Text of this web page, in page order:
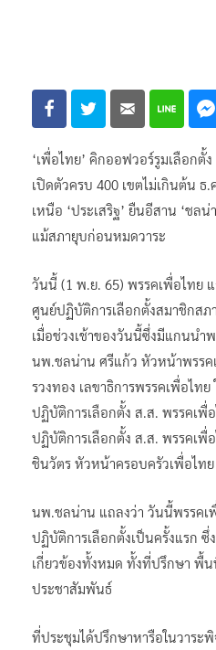
‘เพื่อไทย’ คิกออฟวอร์รูมเลือกตั้
เปิดตัวครบ 400 เขตไม่เกินต้น ธ
เหนือ ‘ประเสริฐ’ ยืนอีสาน ‘ชล
แม้สภายุบก่อนหมดวาระ
วันนี้ (1 พ.ย. 65) พรรคเพื่อไทย
ศูนย์ปฏิบัติการเลือกตั้งสมาชิกส
เมื่อช่วงเช้าของวันนี้ซึ่งมีแกนนำ
นพ.ชลน่าน ศรีแก้ว หัวหน้าพรรค
รวงทอง เลขาธิการพรรคเพื่อไท
ปฏิบัติการเลือกตั้ง ส.ส. พรรคเ
ปฏิบัติการเลือกตั้ง ส.ส. พรรคเพื่
ชินวัตร หัวหน้าครอบครัวเพื่อไท
นพ.ชลน่าน แถลงว่า วันนี้พรรคเ
ปฏิบัติการเลือกตั้งเป็นครั้งแรก ซึ่
เกี่ยวข้องทั้งหมด ทั้งที่ปรึกษา พื้
ประชาสัมพันธ์
ที่ประชุมได้ปรึกษาหารือในวาระ